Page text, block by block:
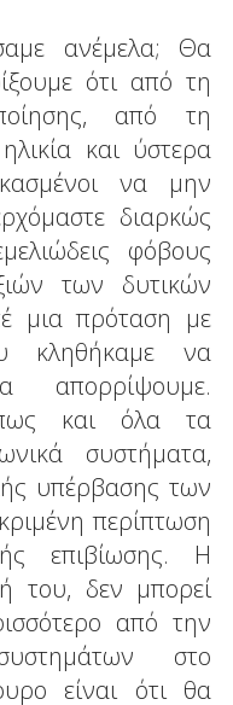
ανέμελα; Θα
ότι από τη
από τη
και ύστερα
να μην
διαρκώς
φόβους
των δυτικών
μια πρόταση με
κληθήκαμε να
απορρίψουμε.
και όλα τα
συστήματα,
υπέρβασης των
περίπτωση
επιβίωσης. Η
του, δεν μπορεί
από την
στο
είναι ότι θα